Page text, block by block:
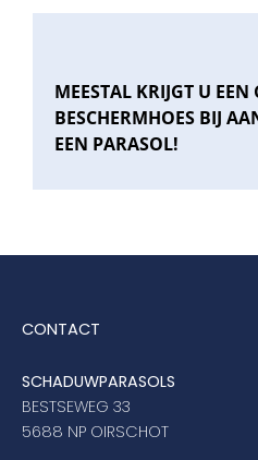
MEESTAL KRIJGT U EEN
BESCHERMHOES BIJ
EEN PARASOL!
CONTACT
SCHADUWPARASOLS
BESTSEWEG 33
5688 NP OIRSCHOT